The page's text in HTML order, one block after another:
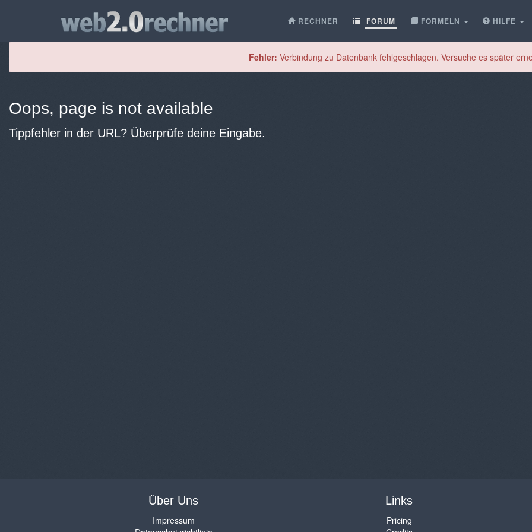
RECHNER FORUM FORMELN HILFE
Fehler: Verbindung zu Datenbank fehlgeschlagen. Versuche es später
Oops, page is not available
Tippfehler in der URL? Überprüfe deine Eingabe.
Über Uns
Impressum
Links
Pricing